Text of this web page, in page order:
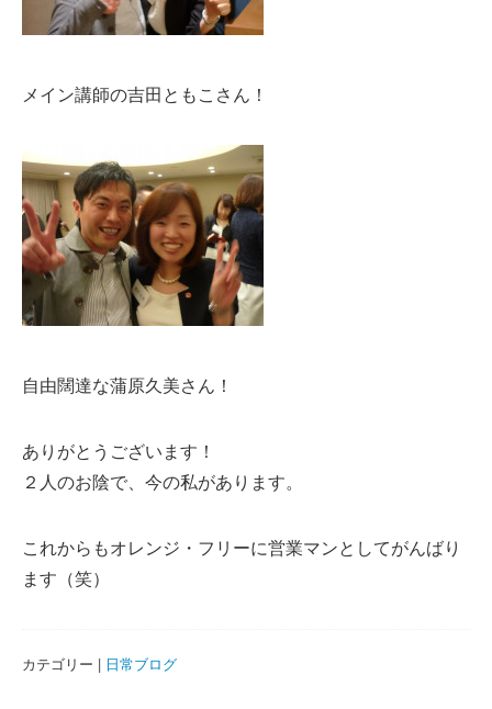
メイン講師の吉田ともこさん！
自由闊達な蒲原久美さん！
ありがとうございます！
２人のお陰で、今の私があります。
これからもオレンジ・フリーに営業マンとしてがんばり
ます（笑）
カテゴリー | 日常ブログ